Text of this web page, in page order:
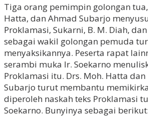
Tiga orang pemimpin golongan
Hatta, dan Ahmad Subarjo
Proklamasi, Sukarni, B. M. Diah,
sebagai wakil golongan pemuda
menyaksikannya. Peserta rapat
serambi muka Ir. Soekarno
Proklamasi itu. Drs. Moh. Hatta dan
Subarjo turut membantu
diperoleh naskah teks Proklamasi
Soekarno. Bunyinya sebagai berikut: